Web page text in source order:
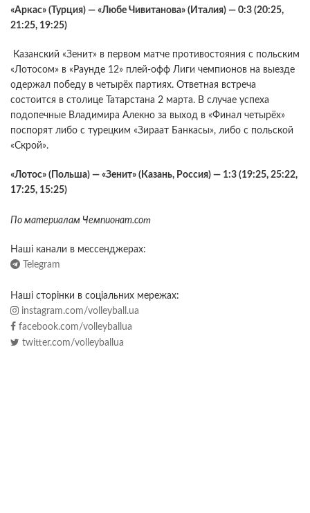
«Аркас» (Турция) — «Любе Чивитанова» (Италия) — 0:3 (20:25,
21:25, 19:25)
Казанский «Зенит» в первом матче противостояния с польским
«Лотосом» в «Раунде 12» плей-офф Лиги чемпионов на выезде
одержал победу в четырёх партиях. Ответная встреча
состоится в столице Татарстана 2 марта. В случае успеха
подопечные Владимира Алекно за выход в «Финал четырёх»
поспорят либо с турецким «Зираат Банкасы», либо с польской
«Скрой».
«Лотос» (Польша) — «Зенит» (Казань, Россия) — 1:3 (19:25, 25:22,
17:25, 15:25)
По материалам Чемпионат.соm
Наші канали в мессенджерах:
Telegram
Наші сторінки в соціальних мережах:
instagram.com/volleyball.ua
facebook.com/volleyballua
twitter.com/volleyballua